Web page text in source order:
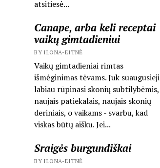
atsitiesė...
Canape, arba keli receptai
vaikų gimtadieniui
BY ILONA-EITNĖ
Vaikų gimtadieniai rimtas
išmėginimas tėvams. Juk suaugusieji
labiau rūpinasi skonių subtilybėmis,
naujais patiekalais, naujais skonių
deriniais, o vaikams - svarbu, kad
viskas būtų aišku. Jei...
Sraigės burgundiškai
BY ILONA-EITNĖ